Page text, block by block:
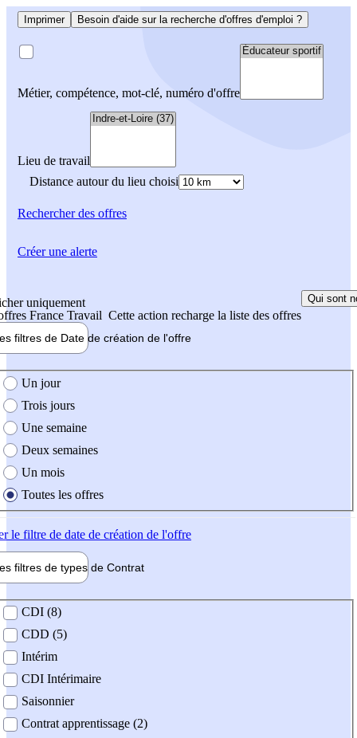
Imprimer Besoin d'aide sur la recherche d'offres d'emploi ?
Métier, compétence, mot-clé, numéro d'offre
Lieu de travail
Distance autour du lieu choisi
Rechercherdes offres
uniquement
France Travail Cette action recharge la liste des offres
Qui sont
filtres de Date de création de l'offre
création de l'offre
Un jour
Trois jours
Une semaine
Deux semaines
Un mois
Toutes les offres
le filtre de date de création de l'offre
filtres de types de Contrat
contrat
CDI (8)
CDD (5)
Intérim
CDI Intérimaire
Saisonnier
Contrat apprentissage (2)
Créer une alerte